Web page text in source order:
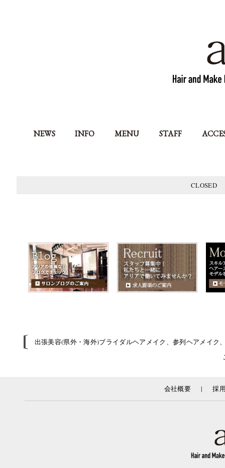
NEWS INFO MENU STAFF
CLOSED
出張美容(県外・海外)ブライダルヘアメイク、参列ヘアメイ
会社概要 | 採